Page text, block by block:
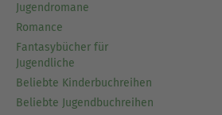
Jugendromane
Romance
Fantasybücher für
Jugendliche
Beliebte Kinderbuchreihen
Beliebte Jugendbuchreihen